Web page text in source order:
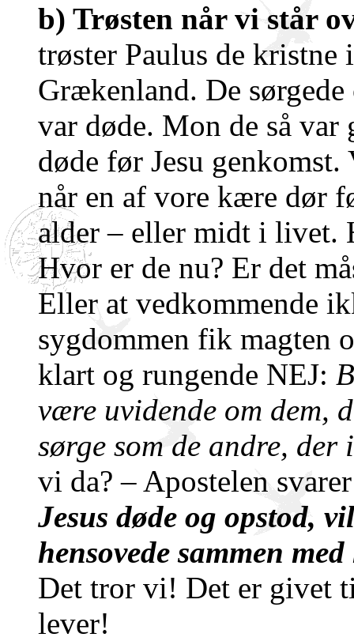
b) Trøsten når vi står
trøster Paulus de kristne
Grækenland. De
var døde. Mon de så var
døde før Jesu
når en af vore kære dør
alder – eller midt i livet.
Hvor er de nu? Er det
Eller at vedkommende
sygdommen fik magten
klart og rungende NEJ:
være uvidende om dem,
sørge som de andre,
vi da? – Apostelen
Jesus døde og opstod,
hensovede sammen
Det tror vi! Det er givet
lever!